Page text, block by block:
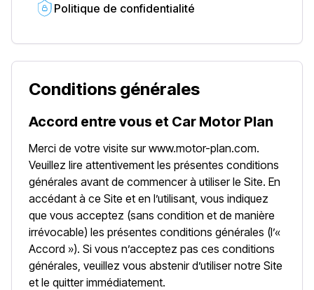
Politique de confidentialité
Conditions générales
Accord entre vous et Car Motor Plan
Merci de votre visite sur www.motor-plan.com.
Veuillez lire attentivement les présentes conditions
générales avant de commencer à utiliser le Site. En
accédant à ce Site et en l’utilisant, vous indiquez
que vous acceptez (sans condition et de manière
irrévocable) les présentes conditions générales (l’«
Accord »). Si vous n’acceptez pas ces conditions
générales, veuillez vous abstenir d’utiliser notre Site
et le quitter immédiatement.